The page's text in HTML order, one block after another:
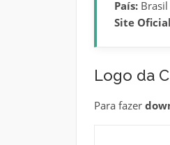
País:Brasil
Site
Logo da
Para fazer